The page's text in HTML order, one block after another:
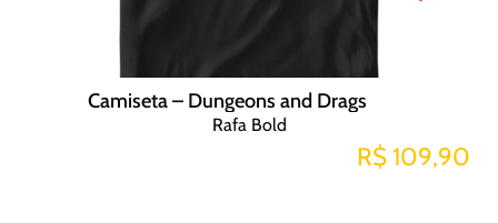
Camiseta – Dungeons and Drags
Rafa Bold
R$ 109,90